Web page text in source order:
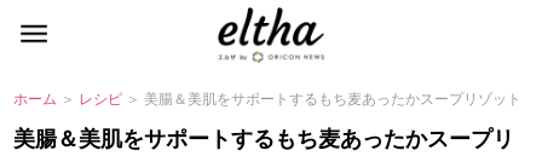
ホーム ＞ レシピ ＞ 美腸＆美肌をサポートするもち麦あったかスープリゾット
美腸＆美肌をサポートするもち麦あったかスープリ